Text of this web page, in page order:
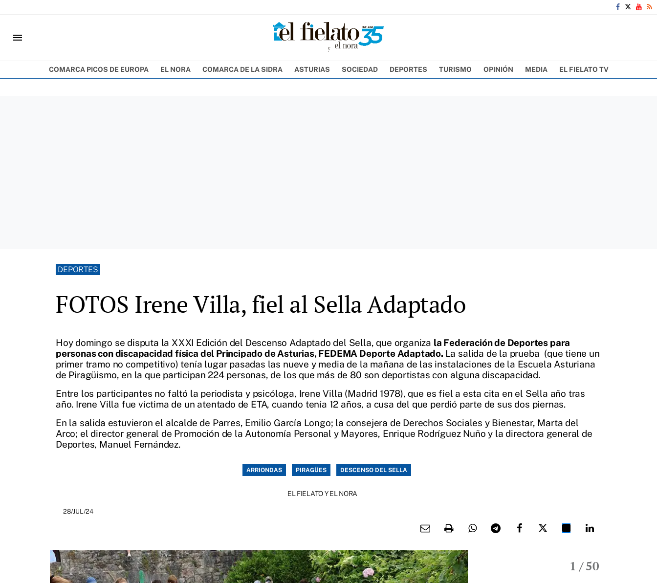
menu
COMARCA PICOS DE EUROPA EL NORA COMARCA DE LA SIDRA ASTURIAS SOCIEDAD DEPORTES TURISMO OPINIÓN MEDIA EL FIELATO TV
DEPORTES
FOTOS Irene Villa, fiel al Sella Adaptado
Hoy domingo se disputa la XXXI Edición del Descenso Adaptado del Sella, que organiza la Federación de Deportes para
personas con discapacidad física del Principado de Asturias, FEDEMA Deporte Adaptado. La salida de la prueba (que tiene un
primer tramo no competitivo) tenía lugar pasadas las nueve y media de la mañana de las instalaciones de la Escuela Asturiana
de Piragüismo, en la que participan 224 personas, de los que más de 80 son deportistas con alguna discapacidad.
Entre los participantes no faltó la periodista y psicóloga, Irene Villa (Madrid 1978), que es fiel a esta cita en el Sella año tras
año. Irene Villa fue víctima de un atentado de ETA, cuando tenía 12 años, a cusa del que perdió parte de sus dos piernas.
En la salida estuvieron el alcalde de Parres, Emilio García Longo; la consejera de Derechos Sociales y Bienestar, Marta del
Arco; el director general de Promoción de la Autonomía Personal y Mayores, Enrique Rodríguez Nuño y la directora general de
Deportes, Manuel Fernández.
ARRIONDAS PIRAGÜES DESCENSO DEL SELLA
EL FIELATO Y EL NORA
28/JUL/24
1 / 50